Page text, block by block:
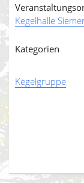
Kegelhalle
Kategorien
Kegelgruppe